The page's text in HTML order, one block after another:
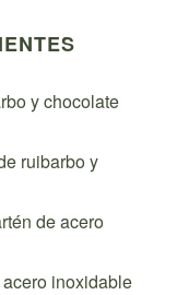
y chocolate
ruibarbo y
de acero
inoxidable